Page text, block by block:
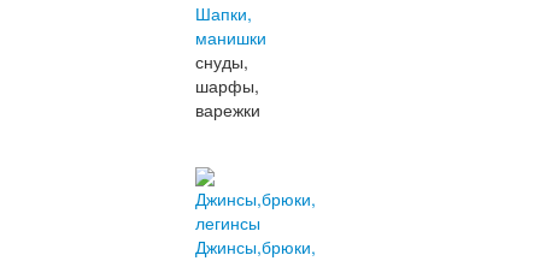
Шапки,
манишки
снуды,
шарфы,
варежки
Джинсы,брюки,